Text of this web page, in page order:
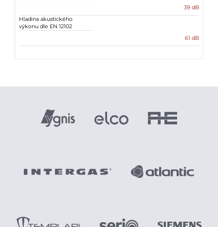
39 dB
Hladina akustického
výkonu dle EN 12102
61 dB